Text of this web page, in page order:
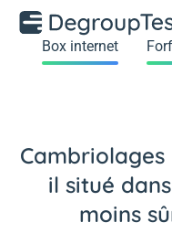
Box internet
il situé
moins